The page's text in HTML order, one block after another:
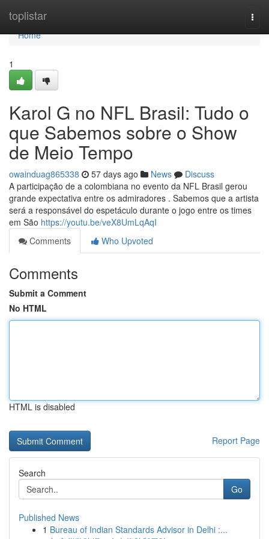
toplistar
Home
Home
1
Karol G no NFL Brasil: Tudo o
que Sabemos sobre o Show
de Meio Tempo
owainduag865338 57 days ago News
Discuss
A participação de a colombiana no evento da NFL Brasil gerou
grande expectativa entre os admiradores . Sabemos que a artista
será a responsável do espetáculo durante o jogo entre os times
em São https://youtu.be/veX8UmLqAqI
Comments
Who Upvoted
Comments
Submit a Comment
No HTML
HTML is disabled
Report Page
Search
Go
Published News
1 Bureau of Indian Standards Advisor in Delhi :...